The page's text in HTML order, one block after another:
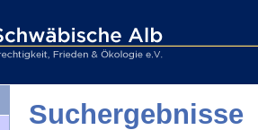
Suchergebnisse